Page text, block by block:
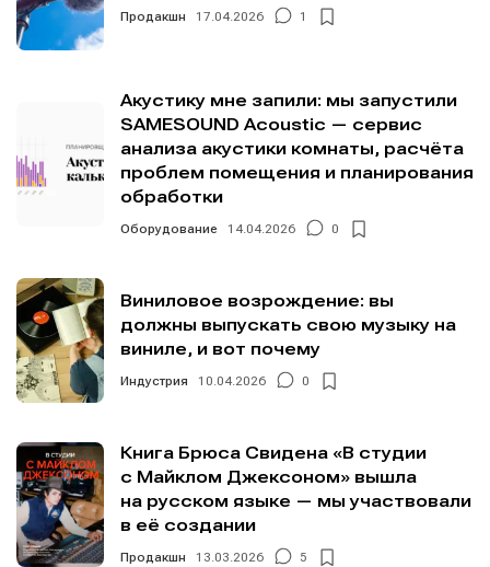
Продакшн 17.04.2026 1
Акустику мне запили: мы запустили
SAMESOUND Acoustic — сервис
анализа акустики комнаты, расчёта
проблем помещения и планирования
обработки
Оборудование 14.04.2026 0
Виниловое возрождение: вы
должны выпускать свою музыку на
виниле, и вот почему
Индустрия 10.04.2026 0
Книга Брюса Свидена «В студии
с Майклом Джексоном» вышла
на русском языке — мы участвовали
в её создании
Продакшн 13.03.2026 5